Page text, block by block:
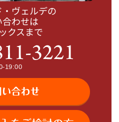
ヴェルデの
合わせは
クスまで